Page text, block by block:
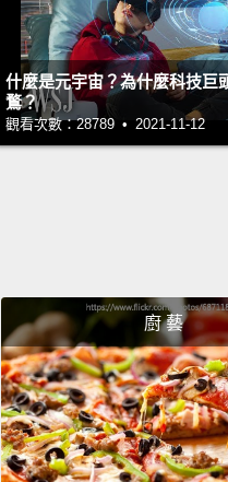
什麼是元宇宙？為什麼科技巨
鶩？
觀看次數：28789 • 2021-11-12
廚 藝